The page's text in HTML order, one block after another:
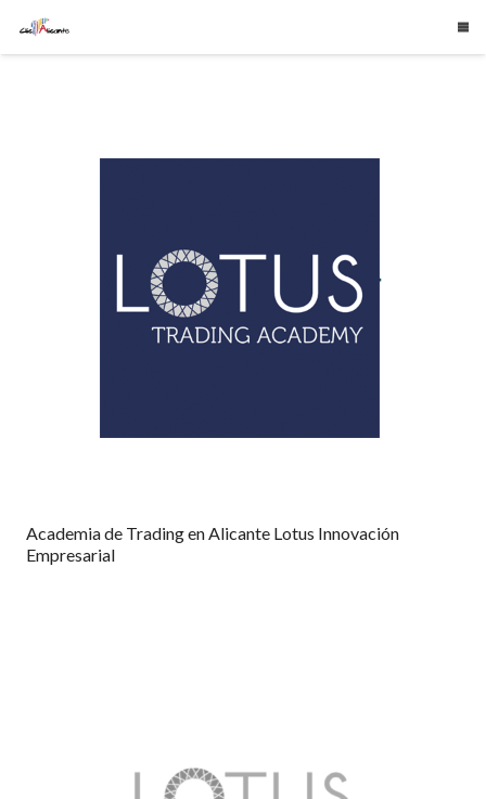
Academia de Trading en Alicante Lotus Innovación
Empresarial